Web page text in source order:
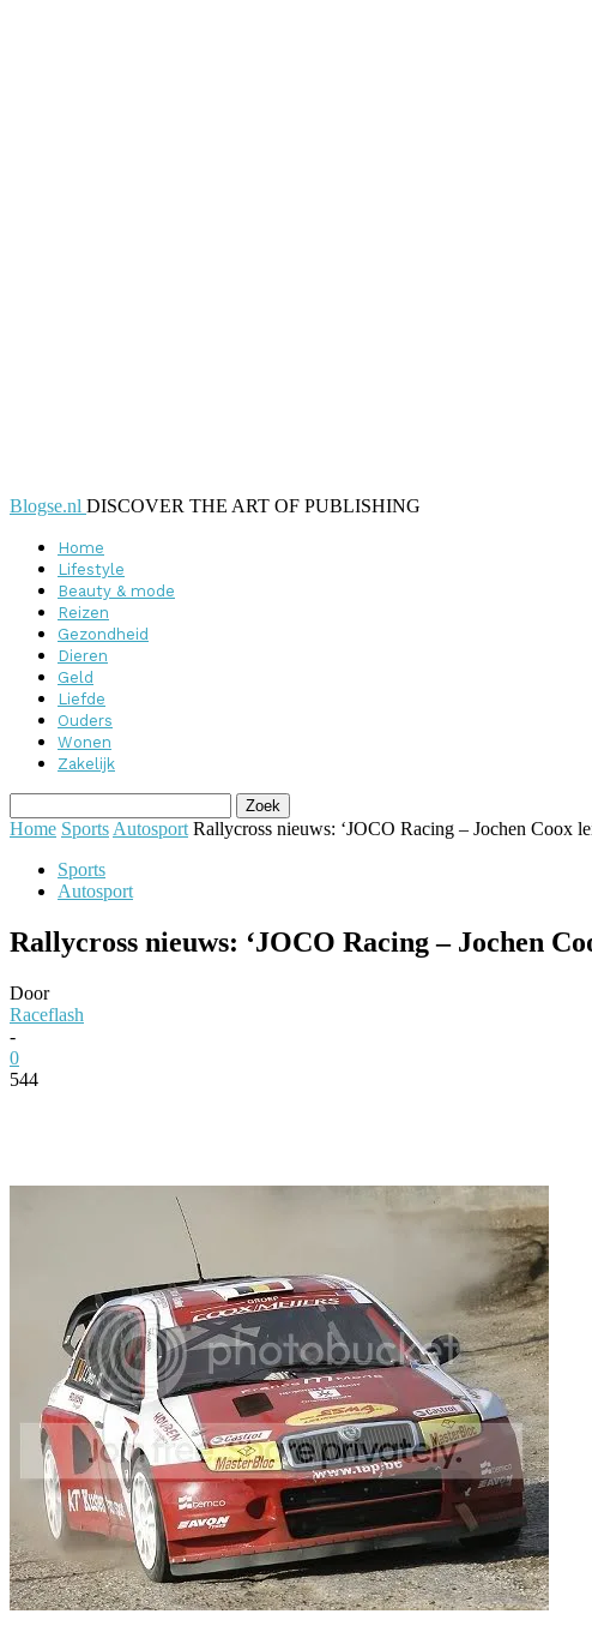
Blogse.nl DISCOVER THE ART OF PUBLISHING
Home
Lifestyle
Beauty & mode
Reizen
Gezondheid
Dieren
Geld
Liefde
Ouders
Wonen
Zakelijk
Home Sports Autosport Rallycross nieuws: ‘JOCO Racing – Jochen Coox
Sports
Autosport
Rallycross nieuws: ‘JOCO Racing – Jochen
Door
Raceflash
-
0
544